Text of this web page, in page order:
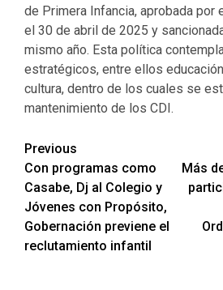
de Primera Infancia, aprobada por
el 30 de abril de 2025 y
mismo año. Esta política
estratégicos, entre ellos
cultura, dentro de los cuales se
mantenimiento de los CDI.
Continue
Reading
Previous
Con programas como
Casabe, Dj al Colegio y
Jóvenes con Propósito,
Gobernación previene el
reclutamiento infantil
Más